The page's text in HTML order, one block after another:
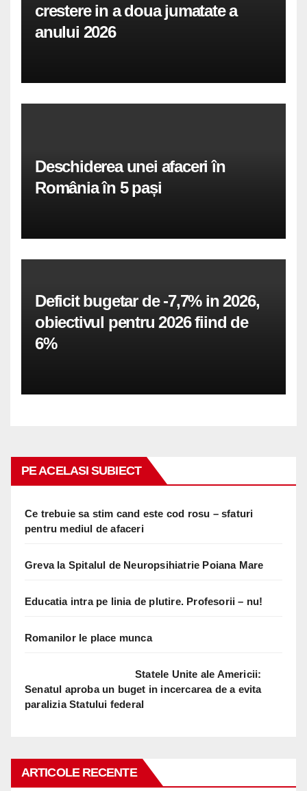
crestere in a doua jumatate a
anului 2026
Deschiderea unei afaceri în
România în 5 pași
Deficit bugetar de -7,7% in 2026,
obiectivul pentru 2026 fiind de
6%
PE ACELASI SUBIECT
Ce trebuie sa stim cand este cod rosu – sfaturi
pentru mediul de afaceri
Greva la Spitalul de Neuropsihiatrie Poiana Mare
Educatia intra pe linia de plutire. Profesorii – nu!
Romanilor le place munca
Statele Unite ale Americii:
Senatul aproba un buget in incercarea de a evita
paralizia Statului federal
ARTICOLE RECENTE